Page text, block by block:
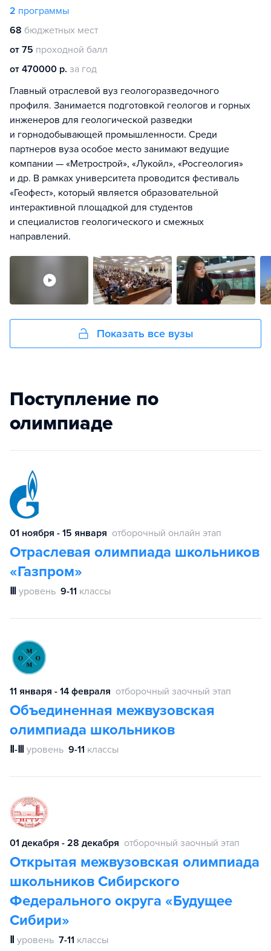
2 программы
68 бюджетных мест
от 75 проходной балл
от 470000 р. за год
Главный отраслевой вуз геологоразведочного
профиля. Занимается подготовкой геологов и горных
инженеров для геологической разведки
и горнодобывающей промышленности. Среди
партнеров вуза особое место занимают ведущие
компании — «Метрострой», «Лукойл», «Росгеология»
и др. В рамках университета проводится фестиваль
«Геофест», который является образовательной
интерактивной площадкой для студентов
и специалистов геологического и смежных
направлений.
Показать все вузы
Поступление по
олимпиаде
01 ноября - 15 января отборочный онлайн этап
Отраслевая олимпиада школьников
«Газпром»
Ⅲ уровень 9-11 классы
11 января - 14 февраля отборочный заочный этап
Объединенная межвузовская
олимпиада школьников
Ⅱ-Ⅲ уровень 9-11 классы
01 декабря - 28 декабря отборочный заочный этап
Открытая межвузовская олимпиада
школьников Сибирского
Федерального округа «Будущее
Сибири»
Ⅱ уровень 7-11 классы